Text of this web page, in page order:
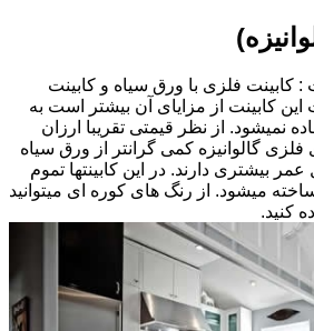
کابینت فلزی با ورق سیاه و کابینت
این کابینت از مزایای آن بیشتر است به
نمیشود. از نظر قیمتی تقریبا ارزان
گالوانیزه کمی گرانتر از ورق سیاه
بیشتری دارند. در این کابینتها تموم
میشود. از رنگ های کوره ای میتوانید
کنید.